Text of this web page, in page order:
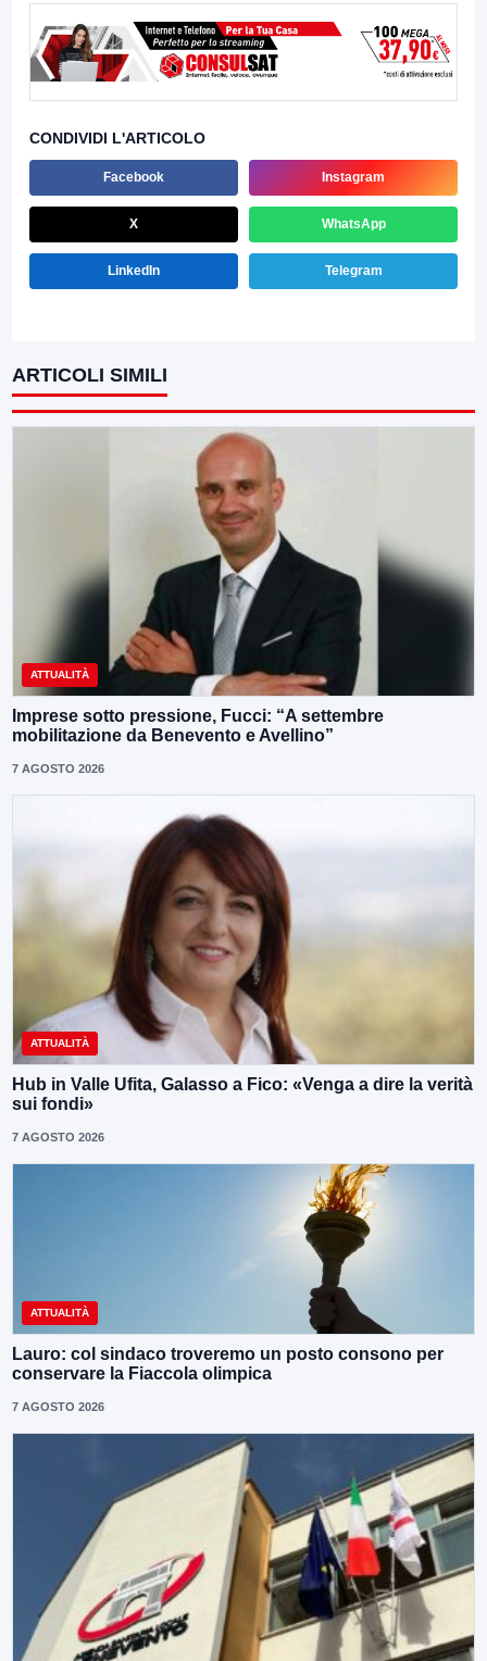
CONDIVIDI L'ARTICOLO
Facebook Instagram
X WhatsApp
LinkedIn Telegram
ARTICOLI SIMILI
ATTUALITÀ
Imprese sotto pressione, Fucci: “A settembre
mobilitazione da Benevento e Avellino”
7 AGOSTO 2026
ATTUALITÀ
Hub in Valle Ufita, Galasso a Fico: «Venga a dire la verità
sui fondi»
7 AGOSTO 2026
ATTUALITÀ
Lauro: col sindaco troveremo un posto consono per
conservare la Fiaccola olimpica
7 AGOSTO 2026